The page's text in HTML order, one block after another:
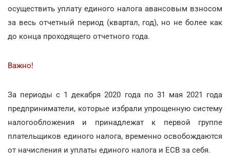
осуществить уплату единого налога авансовым взносом
за весь отчетный период (квартал, год), но не более как
до конца проходящего отчетного года.
Важно!
За периоды с 1 декабря 2020 года по 31 мая 2021 года
предприниматели, которые избрали упрощенную систему
налогообложения и принадлежат к первой группе
плательщиков единого налога, временно освобождаются
от начисления и уплаты единого налога и ЕСВ за себя.